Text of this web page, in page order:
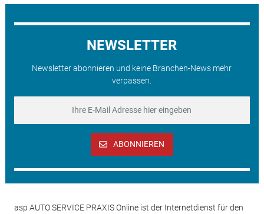
NEWSLETTER
Newsletter abonnieren und keine Branchen-News mehr
verpassen.
ABONNIEREN
asp AUTO SERVICE PRAXIS Online ist der Internetdienst für den